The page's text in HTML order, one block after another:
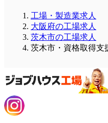
工場・製造業求人
大阪府の工場求人
茨木市の工場求人
茨木市・資格取得支